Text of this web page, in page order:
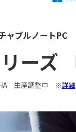
ャブルノートPC
ーズ
HA 生産調整中 ※詳細